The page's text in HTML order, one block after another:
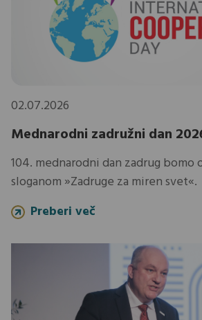
02.07.2026
Mednarodni zadružni dan
104. mednarodni dan zadrug bomo
sloganom »Zadruge za miren svet«.
Preberi več